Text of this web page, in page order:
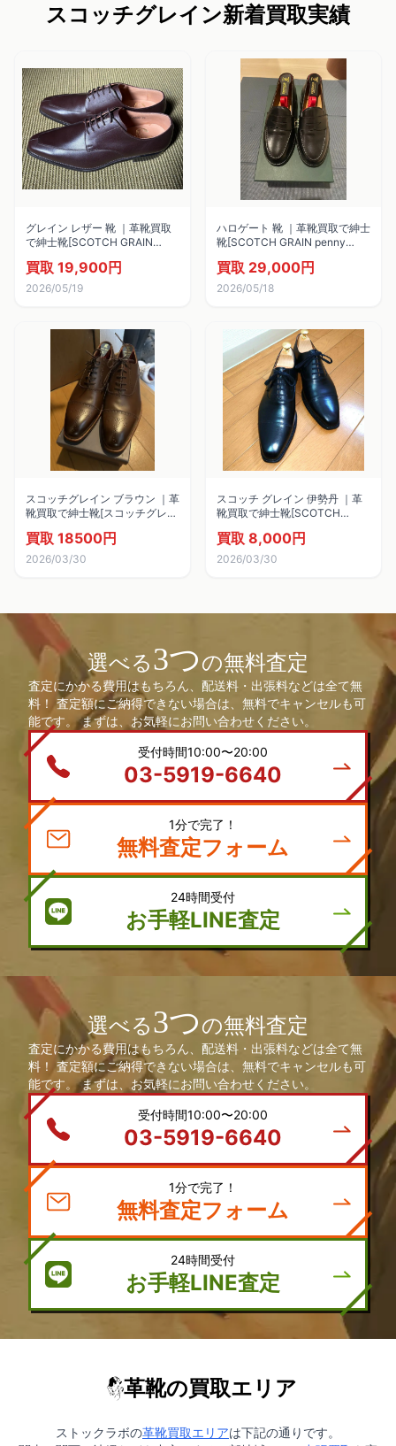
スコッチグレイン新着買取実績
グレイン レザー 靴 ｜革靴買取
で紳士靴[SCOTCH GRAIN
買取 19,900円
2026/05/19
ハロゲート 靴 ｜革靴買取で紳士
靴[SCOTCH GRAIN penny
買取 29,000円
2026/05/18
スコッチグレイン ブラウン ｜革
靴買取で紳士靴[スコッチグレイ
買取 18500円
2026/03/30
スコッチ グレイン 伊勢丹 ｜革
靴買取で紳士靴[SCOTCH
取しました。
買取 8,000円
2026/03/30
選べる3つの無料査定
査定にかかる費用はもちろん、配送料・出張料などは全て無
料！ 査定額にご納得できない場合は、無料でキャンセルも可
能です。 まずは、お気軽にお問い合わせください。
受付時間10:00〜20:00
03-5919-6640
1分で完了！
無料査定フォーム
24時間受付
お手軽LINE査定
選べる3つの無料査定
査定にかかる費用はもちろん、配送料・出張料などは全て無
料！ 査定額にご納得できない場合は、無料でキャンセルも可
能です。 まずは、お気軽にお問い合わせください。
受付時間10:00〜20:00
03-5919-6640
1分で完了！
無料査定フォーム
24時間受付
お手軽LINE査定
革靴の買取エリア
ストックラボの革靴買取エリアは下記の通りです。